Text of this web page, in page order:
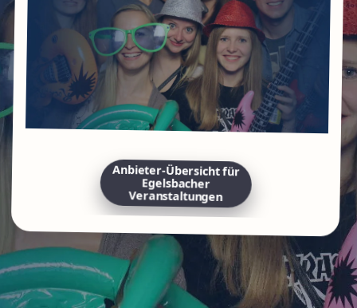
Anbieter-Übersicht für
Egelsbacher
Veranstaltungen